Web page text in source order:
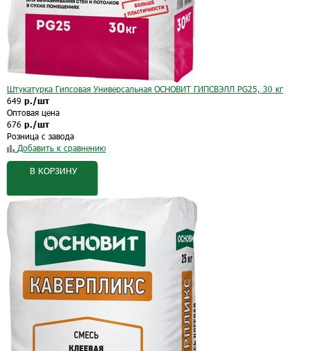
Штукатурка Гипсовая Универсальная ОСНОВИТ ГИПСВЭЛЛ PG25, 30 кг
649 р./шт
Оптовая цена
676 р./шт
Розница с завода
Добавить к сравнению
В КОРЗИНУ